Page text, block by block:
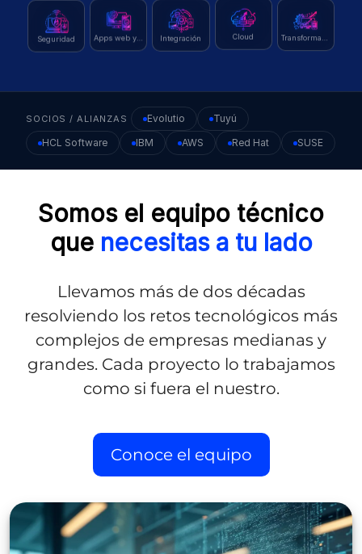
Seguridad Apps web y móvil Integración Cloud Transformación
SOCIOS / ALIANZAS Evolutio
Tuyú
HCL Software
IBM AWS Red Hat SUSE
Somos el equipo técnico
que necesitas a tu lado
Llevamos más de dos décadas
resolviendo los retos tecnológicos más
complejos de empresas medianas y
grandes. Cada proyecto lo trabajamos
como si fuera el nuestro.
Conoce el equipo